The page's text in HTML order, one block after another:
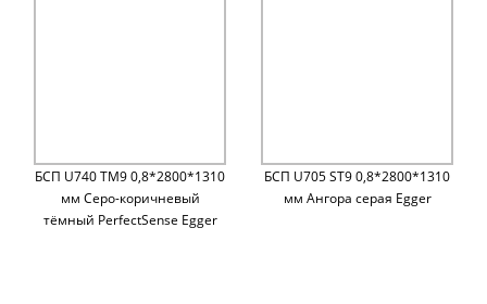
БСП U740 TM9 0,8*2800*1310
мм Cеро-коричневый
тёмный PerfectSense Egger
БСП U705 ST9 0,8*2800*1310
мм Ангора серая Egger